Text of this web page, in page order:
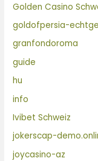
Golden Casino
goldofpersia-
granfondoroma
guide
hu
info
Ivibet Schweiz
jokerscap-
joycasino-az